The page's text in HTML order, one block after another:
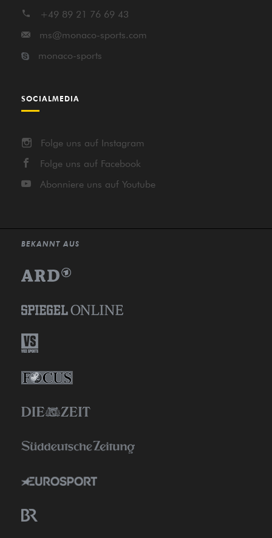
+49 89 21 76 69 43
ms@monaco-sports.com
monaco-sports
SOCIALMEDIA
Folge uns auf Instagram
Folge uns auf Facebook
Abonniere uns auf Youtube
BEKANNT AUS